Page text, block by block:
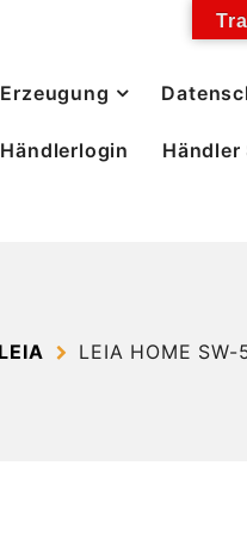
Erzeugung
Händlerlogin Händler
LEIA HOME SW-